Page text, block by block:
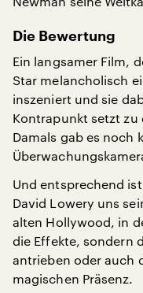
Die Bewertung
Ein langsamer Film,
Star melancholisch
inszeniert und sie
Kontrapunkt setzt zu
Damals gab es noch
Und entsprechend
David Lowery uns
alten Hollywood, in
die Effekte, sondern
antrieben oder auch
magischen Präsenz.